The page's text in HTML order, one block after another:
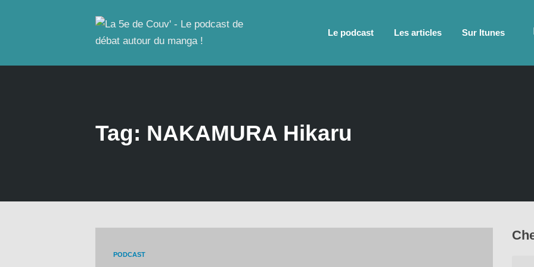
Le podcast Les articles Sur Itunes
Tag: NAKAMURA Hikaru
PODCAST